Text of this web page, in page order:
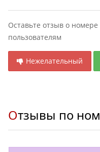
Оставьте отзыв о
пользователям
Нежелательный
Отзывы по